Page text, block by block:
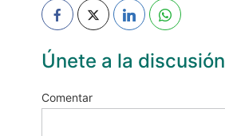
Únete a la discusión
Comentar